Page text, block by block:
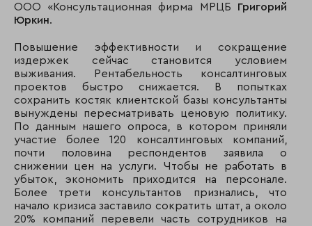
ООО «Консультационная фирма МРЦБ Григорий
Юркин.
Повышение эффективности и сокращение
издержек сейчас становится условием
выживания. Рентабельность консалтинговых
проектов быстро снижается. В попытках
сохранить костяк клиентской базы консультанты
вынуждены пересматривать ценовую политику.
По данным нашего опроса, в котором приняли
участие более 120 консалтинговых компаний,
почти половина респондентов заявила о
снижении цен на услуги. Чтобы не работать в
убыток, экономить приходится на персонале.
Более трети консультантов признались, что
начало кризиса заставило сократить штат, а около
20% компаний перевели часть сотрудников на